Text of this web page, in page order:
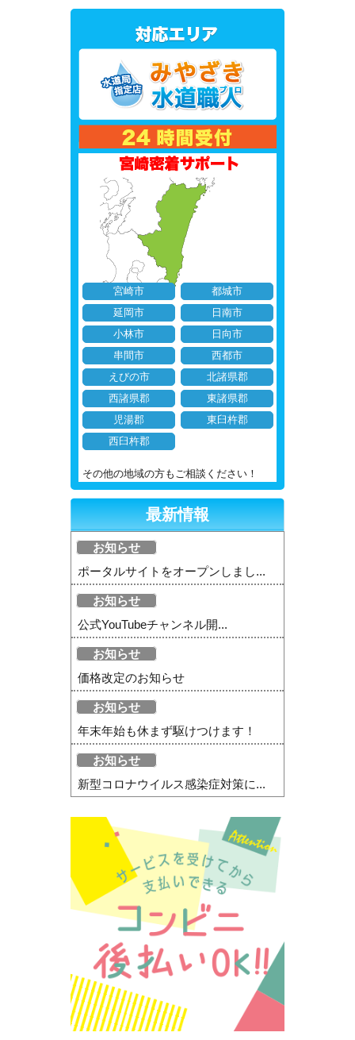
宮崎市
都城市
延岡市
日南市
小林市
日向市
串間市
西都市
えびの市
北諸県郡
西諸県郡
東諸県郡
児湯郡
東臼杵郡
西臼杵郡
その他の地域の方もご相談ください！
最新情報
お知らせ
ポータルサイトをオープンしまし...
お知らせ
公式YouTubeチャンネル開...
お知らせ
価格改定のお知らせ
お知らせ
年末年始も休まず駆けつけます！
お知らせ
新型コロナウイルス感染症対策に...